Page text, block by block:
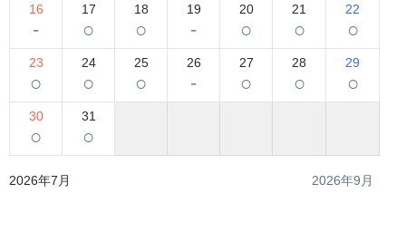
16
-
17
○
18
○
19
-
20
○
21
○
22
○
23
○
24
○
25
○
26
-
27
○
28
○
29
○
30
○
31
○
2026年7月 2026年9月